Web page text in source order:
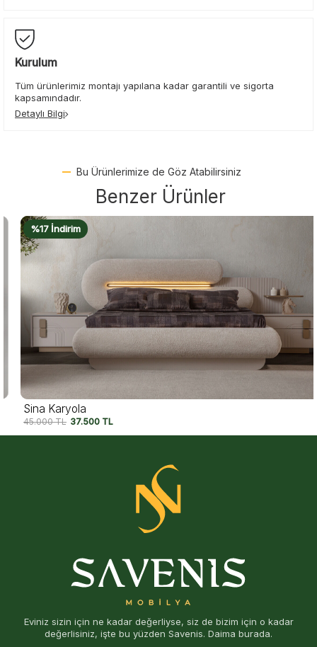
Kurulum
Tüm ürünlerimiz montajı yapılana kadar garantili ve sigorta
kapsamındadır.
Detaylı Bilgi
Bu Ürünlerimize de Göz Atabilirsiniz
Benzer Ürünler
%17 İndirim
Sina Karyola
45.000TL 37.500TL
Eviniz sizin için ne kadar değerliyse, siz de bizim için o kadar
değerlisiniz, işte bu yüzden Savenis. Daima burada.